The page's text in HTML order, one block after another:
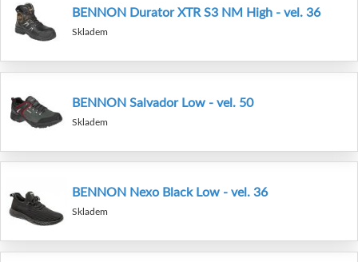
BENNON Durator XTR S3 NM High - vel. 36
Skladem
BENNON Salvador Low - vel. 50
Skladem
BENNON Nexo Black Low - vel. 36
Skladem